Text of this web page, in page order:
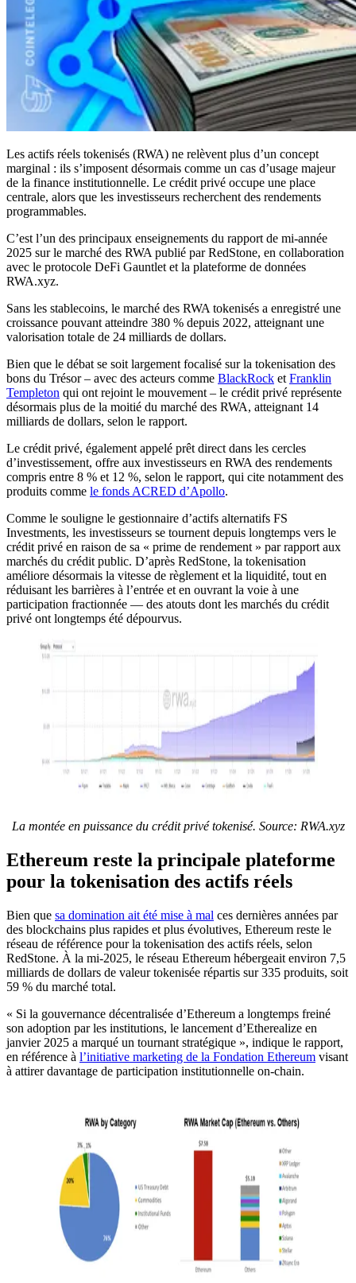
Les actifs réels tokenisés (RWA) ne relèvent plus d’un concept
marginal : ils s’imposent désormais comme un cas d’usage majeur
de la finance institutionnelle. Le crédit privé occupe une place
centrale, alors que les investisseurs recherchent des rendements
programmables.
C’est l’un des principaux enseignements du rapport de mi-année
2025 sur le marché des RWA publié par RedStone, en collaboration
avec le protocole DeFi Gauntlet et la plateforme de données
RWA.xyz.
Sans les stablecoins, le marché des RWA tokenisés a enregistré une
croissance pouvant atteindre 380 % depuis 2022, atteignant une
valorisation totale de 24 milliards de dollars.
Bien que le débat se soit largement focalisé sur la tokenisation des
bons du Trésor – avec des acteurs comme BlackRock et Franklin
Templeton qui ont rejoint le mouvement – le crédit privé représente
désormais plus de la moitié du marché des RWA, atteignant 14
milliards de dollars, selon le rapport.
Le crédit privé, également appelé prêt direct dans les cercles
d’investissement, offre aux investisseurs en RWA des rendements
compris entre 8 % et 12 %, selon le rapport, qui cite notamment des
produits comme le fonds ACRED d’Apollo.
Comme le souligne le gestionnaire d’actifs alternatifs FS
Investments, les investisseurs se tournent depuis longtemps vers le
crédit privé en raison de sa « prime de rendement » par rapport aux
marchés du crédit public. D’après RedStone, la tokenisation
améliore désormais la vitesse de règlement et la liquidité, tout en
réduisant les barrières à l’entrée et en ouvrant la voie à une
participation fractionnée — des atouts dont les marchés du crédit
privé ont longtemps été dépourvus.
La montée en puissance du crédit privé tokenisé. Source: RWA.xyz
Ethereum reste la principale plateforme
pour la tokenisation des actifs réels
Bien que sa domination ait été mise à mal ces dernières années par
des blockchains plus rapides et plus évolutives, Ethereum reste le
réseau de référence pour la tokenisation des actifs réels, selon
RedStone. À la mi-2025, le réseau Ethereum hébergeait environ 7,5
milliards de dollars de valeur tokenisée répartis sur 335 produits, soit
59 % du marché total.
« Si la gouvernance décentralisée d’Ethereum a longtemps freiné
son adoption par les institutions, le lancement d’Etherealize en
janvier 2025 a marqué un tournant stratégique », indique le rapport,
en référence à l’initiative marketing de la Fondation Ethereum visant
à attirer davantage de participation institutionnelle on-chain.